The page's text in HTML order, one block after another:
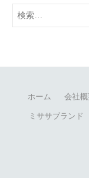
検
ホーム 会社概
ミササブランド